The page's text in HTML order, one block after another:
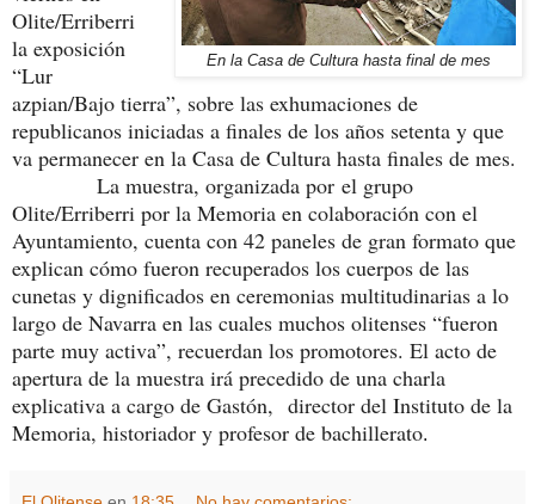
En la Casa de Cultura hasta final de mes
Olite/Erriberri
la exposición
“Lur
azpian/Bajo tierra”, sobre las exhumaciones de
republicanos iniciadas a finales de los años setenta y que
va permanecer en la Casa de Cultura hasta finales de mes.
La muestra, organizada por el grupo
Olite/Erriberri por la Memoria en colaboración con el
Ayuntamiento, cuenta con 42 paneles de gran formato que
explican cómo fueron recuperados los cuerpos de las
cunetas y dignificados en ceremonias multitudinarias a lo
largo de Navarra en las cuales muchos olitenses “fueron
parte muy activa”, recuerdan los promotores. El acto de
apertura de la muestra irá precedido de una charla
explicativa a cargo de Gastón, director del Instituto de la
Memoria, historiador y profesor de bachillerato.